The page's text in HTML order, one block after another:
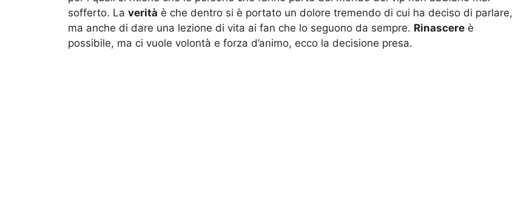
sofferto. La verità è che dentro si è portato un dolore tremendo di cui ha deciso di parlare,
ma anche di dare una lezione di vita ai fan che lo seguono da sempre. Rinascere è
possibile, ma ci vuole volontà e forza d’animo, ecco la decisione presa.